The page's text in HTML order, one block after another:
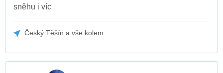
sněhu i víc
Český Těšín a vše kolem